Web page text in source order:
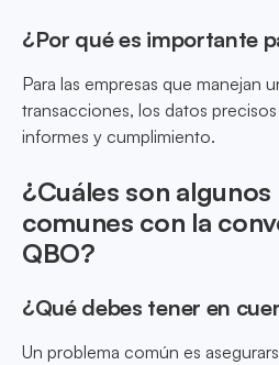
¿Por qué es importante
Para las empresas que manejan
transacciones, los datos
informes y cumplimiento.
¿Cuáles son
comunes con la
QBO?
¿Qué debes tener en
Un problema común es